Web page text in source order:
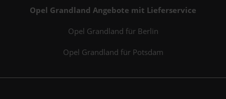
Opel Grandland Angebote mit Lieferservice
Opel Grandland für Berlin
Opel Grandland für Potsdam